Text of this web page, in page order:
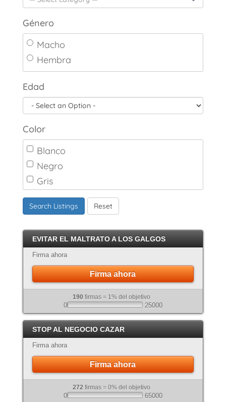
Género
Macho
Hembra
Edad
Color
Blanco
Negro
Gris
Marrón
Canela
Crema
Atigrado
Search Listings Reset
EVITAR EL MALTRATO A LOS GALGOS
Firma ahora
Firma ahora
190 firmas = 1% del objetivo
0 25000
STOP AL NEGOCIO CAZAR
Firma ahora
Firma ahora
272 firmas = 0% del objetivo
0 65000